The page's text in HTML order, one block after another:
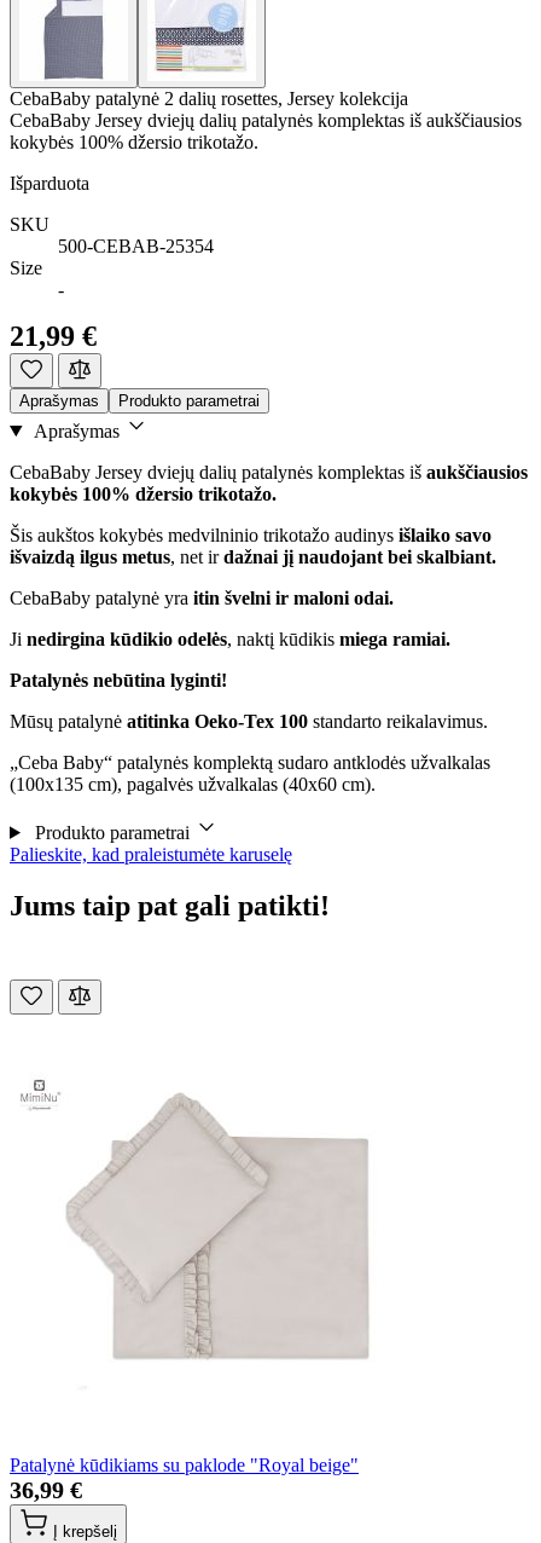
CebaBaby patalynė 2 dalių rosettes, Jersey kolekcija
CebaBaby Jersey dviejų dalių patalynės komplektas iš aukščiausios
kokybės 100% džersio trikotažo.
Išparduota
SKU
500-CEBAB-25354
Size
-
21,99 €
Aprašymas Produkto parametrai
Aprašymas
CebaBaby Jersey dviejų dalių patalynės komplektas iš aukščiausios
kokybės 100% džersio trikotažo.
Šis aukštos kokybės medvilninio trikotažo audinys išlaiko savo
išvaizdą ilgus metus, net irdažnai jį naudojant bei skalbiant.
CebaBaby patalynė yra itin švelni ir maloni odai.
Ji nedirgina kūdikio odelės, naktį kūdikis miega ramiai.
Patalynės nebūtina lyginti!
Mūsų patalynė atitinka Oeko-Tex 100 standarto reikalavimus.
„Ceba Baby“ patalynės komplektą sudaro antklodės užvalkalas
(100x135 cm), pagalvės užvalkalas (40x60 cm).
Produkto parametrai
Palieskite, kad praleistumėte karuselę
Jums taip pat gali patikti!
Patalynė kūdikiams su paklode "Royal beige"
36,99 €
Į krepšelį